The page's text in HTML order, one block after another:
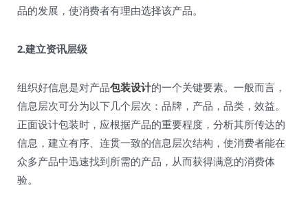
品的发展，使消费者有理由选择该产品。
2.建立资讯层级
组织好信息是对产品包装设计的一个关键要素。一般而言，
信息层次可分为以下几个层次：品牌，产品，品类，效益。
正面设计包装时，应根据产品的重要程度，分析其所传达的
信息，建立有序、连贯一致的信息层次结构，使消费者能在
众多产品中迅速找到所需的产品，从而获得满意的消费体
验。